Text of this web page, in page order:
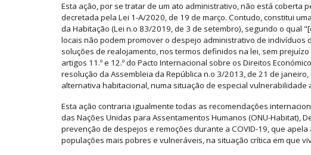
Esta ação, por se tratar de um ato administrativo, não está coberta
decretada pela Lei 1-A/2020, de 19 de março. Contudo, constitui
da Habitação (Lei n.o 83/2019, de 3 de setembro), segundo o qual
locais não podem promover o despejo administrativo de
soluções de realojamento, nos termos definidos na lei, sem
artigos 11.º e 12.º do Pacto Internacional sobre os Direitos
resolução da Assembleia da República n.o 3/2013, de 21 de
alternativa habitacional, numa situação de especial
Esta ação contraria igualmente todas as recomendações
das Nações Unidas para Assentamentos Humanos (ONU-Habitat),
prevenção de despejos e remoções durante a COVID-19, que
populações mais pobres e vulneráveis, na situação crítica em que